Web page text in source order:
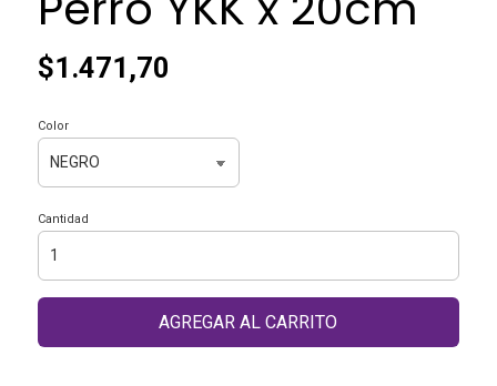
$1.471,70
Color
Cantidad
AGREGAR AL CARRITO